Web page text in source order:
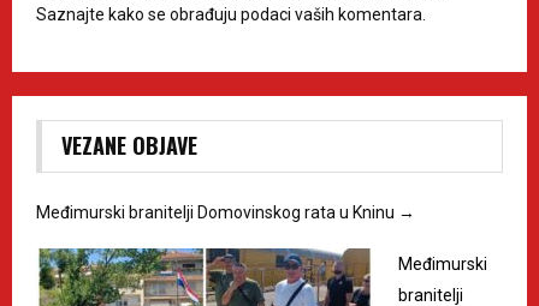
Saznajte kako se obrađuju podaci vaših komentara.
VEZANE OBJAVE
Međimurski branitelji Domovinskog rata u Kninu →
Međimurski
branitelji